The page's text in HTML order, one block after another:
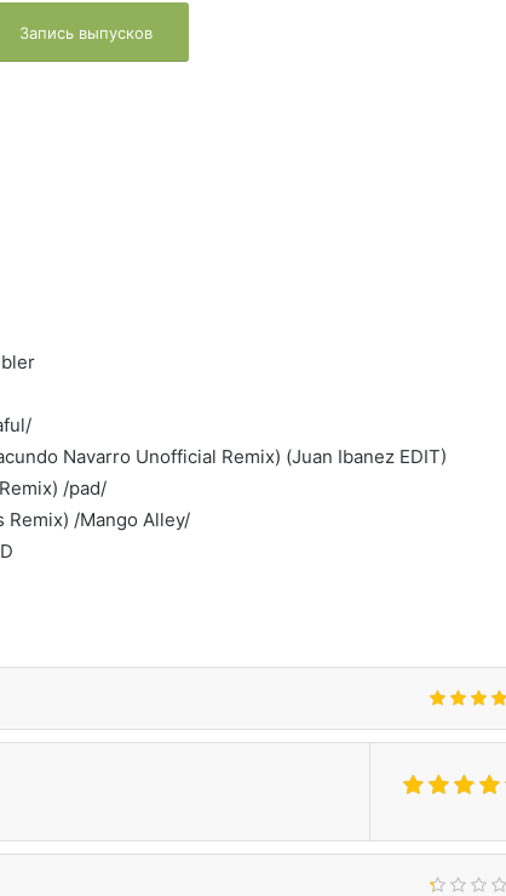
Запись выпусков
Navarro Unofficial Remix) (Juan Ibanez EDIT)
/pad/
Remix) /Mango Alley/